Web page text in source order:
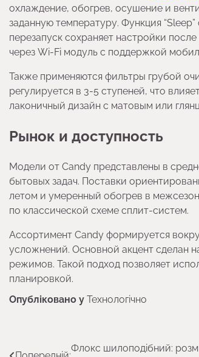
охлаждение, обогрев, осушение и
заданную температуру. Функция
перезапуск сохраняет настройки
через Wi-Fi модуль с поддержкой
Также применяются фильтры грубой
регулируется в 3-5 ступеней, что
лаконичный дизайн с матовым или
Рынок и доступность
Модели от Candy представлены в
бытовых задач. Поставки
летом и умеренный обогрев в
по классической схеме сплит-систем.
Ассортимент Candy формируется
усложнений. Основной акцент сделан
режимов. Такой подход позволяет
планировкой.
Опубліковано у Технологічно
НавігаціяФлокс шилоподібний: